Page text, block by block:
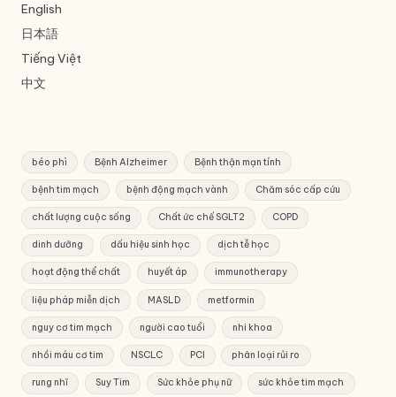
English
日本語
Tiếng Việt
中文
béo phì Bệnh Alzheimer Bệnh thận mạn tính
bệnh tim mạch bệnh động mạch vành Chăm sóc cấp cứu
chất lượng cuộc sống Chất ức chế SGLT2 COPD
dinh dưỡng dấu hiệu sinh học dịch tễ học
hoạt động thể chất huyết áp immunotherapy
liệu pháp miễn dịch MASLD metformin
nguy cơ tim mạch người cao tuổi nhi khoa
nhồi máu cơ tim NSCLC PCI phân loại rủi ro
rung nhĩ Suy Tim Sức khỏe phụ nữ sức khỏe tim mạch